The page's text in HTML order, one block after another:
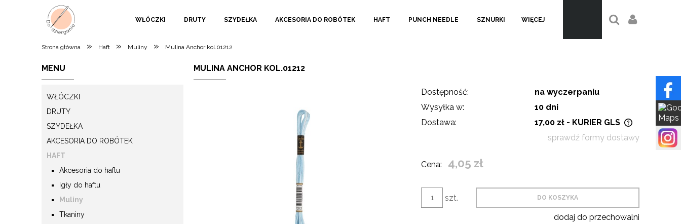
WŁÓCZKI DRUTY SZYDEŁKA AKCESORIA DO ROBÓTEK HAFT PUNCH NEEDLE SZNURKI WIĘCEJ
Strona główna » Haft » Muliny » Mulina Anchor kol.01212
MENU
WŁÓCZKI
DRUTY
SZYDEŁKA
AKCESORIA DO ROBÓTEK
HAFT
Akcesoria do haftu
Igły do haftu
Muliny
Tkaniny
MULINA ANCHOR KOL.01212
Dostępność:
na wyczerpaniu
Wysyłka w:
10 dni
Dostawa:
17,00 zł - KURIER GLS
sprawdź formy dostawy
Cena: 4,05 zł
szt. DO KOSZYKA
dodaj do przechowalni